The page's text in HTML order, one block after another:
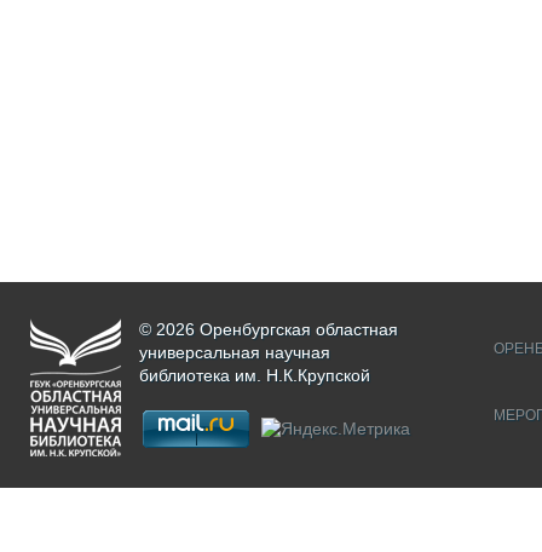
© 2026 Оренбургская областная
универсальная научная
библиотека им. Н.К.Крупской